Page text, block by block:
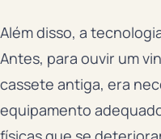
Além disso, a
Antes, para ouvir um
cassete antiga, era
equipamento